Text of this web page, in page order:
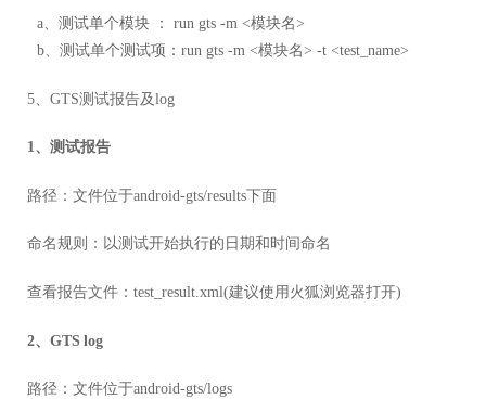
a、测试单个模块 ： run gts -m <模块名>
b、测试单个测试项：run gts -m <模块名> -t <test_name>
5、GTS测试报告及log
1、测试报告
路径：文件位于android-gts/results下面
命名规则：以测试开始执行的日期和时间命名
查看报告文件：test_result.xml(建议使用火狐浏览器打开)
2、GTS log
路径：文件位于android-gts/logs